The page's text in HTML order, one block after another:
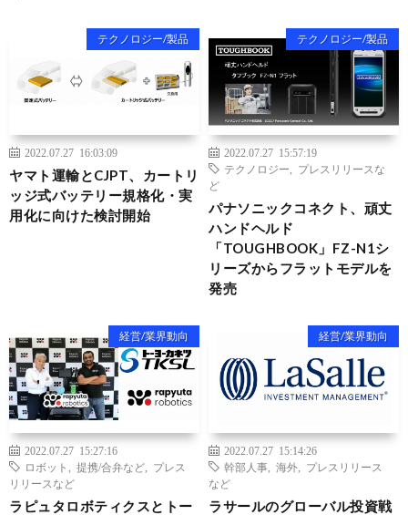
テクノロジー/製品
2022.07.27 16:03:09
ヤマト運輸とCJPT、カートリ
ッジ式バッテリー規格化・実
用化に向けた検討開始
テクノロジー/製品
2022.07.27 15:57:19
テクノロジー
プレスリリースな
ど
パナソニックコネクト、頑丈
ハンドヘルド
「TOUGHBOOK」FZ-N1シ
リーズからフラットモデルを
発売
経営/業界動向
2022.07.27 15:27:16
ロボット
提携/合弁など
プレス
リリースなど
ラピュタロボティクスとトー
経営/業界動向
2022.07.27 15:14:26
幹部人事
海外
プレスリリース
など
ラサールのグローバル投資戦